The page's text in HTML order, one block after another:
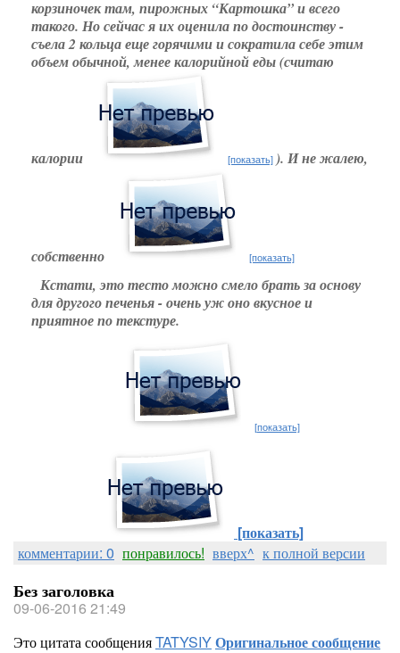
корзиночек там, пирожных “Картошка” и всего
такого. Но сейчас я их оценила по достоинству -
съела 2 кольца еще горячими и сократила себе этим
объем обычной, менее калорийной еды (считаю
калории [показать] ). И не жалею,
собственно [показать]
Кстати, это тесто можно смело брать за основу
для другого печенья - очень уж оно вкусное и
приятное по текстуре.
[показать]
[показать]
комментарии: 0 понравилось! вверх^ к полной версии
Без заголовка
09-06-2016 21:49
Это цитата сообщенияTATYSIYОригинальное сообщение